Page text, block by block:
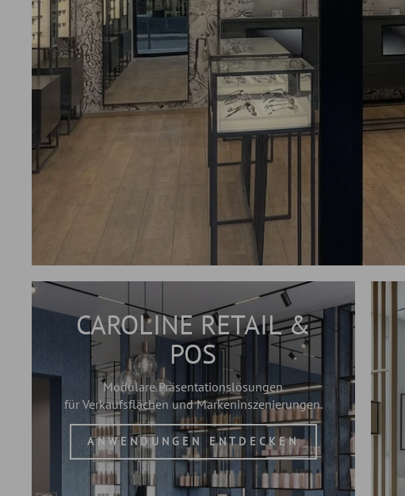
CAROLINE RETAIL &
POS
Modulare Präsentationslösungen
für Verkaufsflächen und Markeninszenierungen.
ANWENDUNGEN ENTDECKEN